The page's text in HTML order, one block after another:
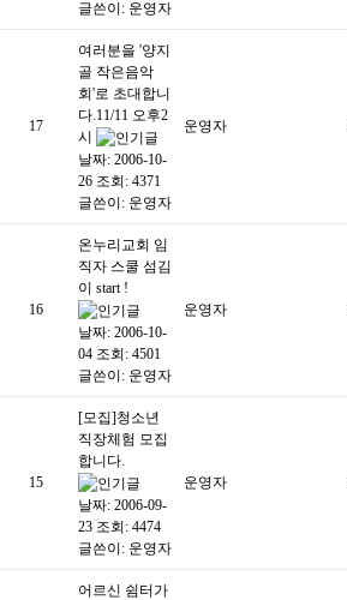
글쓴이: 운영자
17
여러분을 '양지
골 작은음악
회'로 초대합니
다.11/11 오후2
시
날짜: 2006-10-
26 조회: 4371
글쓴이: 운영자
운영자
16
온누리교회 임
직자 스쿨 섬김
이 start !
날짜: 2006-10-
04 조회: 4501
글쓴이: 운영자
운영자
15
[모집]청소년
직장체험 모집
합니다.
날짜: 2006-09-
23 조회: 4474
글쓴이: 운영자
운영자
어르신 쉼터가